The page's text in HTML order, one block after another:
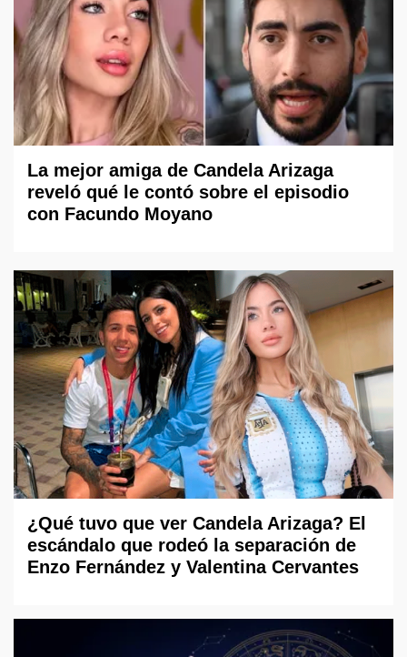
La mejor amiga de Candela Arizaga
reveló qué le contó sobre el episodio
con Facundo Moyano
¿Qué tuvo que ver Candela Arizaga? El
escándalo que rodeó la separación de
Enzo Fernández y Valentina Cervantes